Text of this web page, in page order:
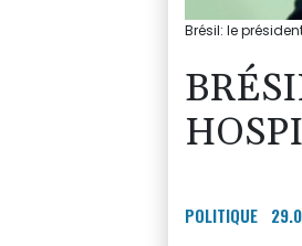
Brésil: le
POLITIQUE